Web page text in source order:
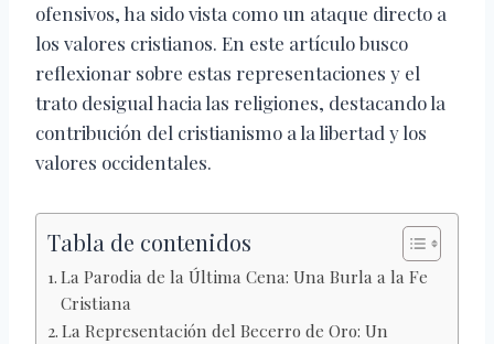
ofensivos, ha sido vista como un ataque directo a
los valores cristianos. En este artículo busco
reflexionar sobre estas representaciones y el
trato desigual hacia las religiones, destacando la
contribución del cristianismo a la libertad y los
valores occidentales.
Tabla de contenidos
La Parodia de la Última Cena: Una Burla a la Fe
Cristiana
La Representación del Becerro de Oro: Un